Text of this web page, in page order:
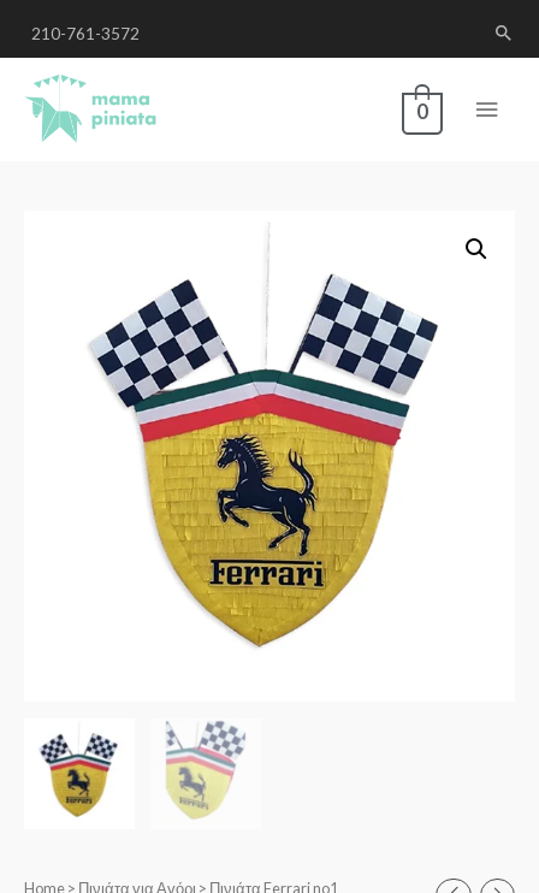
210-761-3572
0
Home > Πινιάτα για Αγόρι > Πινιάτα Ferrari no1